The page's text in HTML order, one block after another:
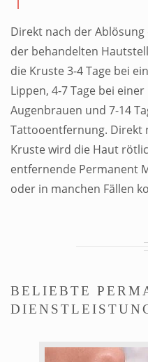
Direkt nach der
der behandelten
die Kruste 3-4 Tage bei
Lippen, 4-7 Tage bei
Augenbrauen und 7-14
Tattooentfernung. Direkt
Kruste wird die Haut
entfernende Permanent
oder in manchen Fällen
BELIEBTE